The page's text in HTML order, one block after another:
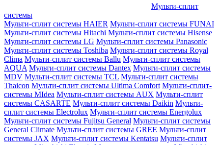
Мульти-сплит
системы
Мульти-сплит системы HAIER Мульти-сплит системы FUNAI
Мульти-сплит системы Hitachi Мульти-сплит системы Hisense
Мульти-сплит системы LG Мульти-сплит системы Panasonic
Мульти-сплит системы Toshiba Мульти-сплит системы Royal
Clima Мульти-сплит системы Ballu Мульти-сплит системы
AQUA Мульти-сплит системы Dantex Мульти-сплит системы
MDV Мульти-сплит системы TCL Мульти-сплит системы
Thaicon Мульти-сплит системы Ultima Comfort Мульти-сплит-
системы MIdea Мульти-сплит системы AUX Мульти-сплит
системы CASARTE Мульти-сплит системы Daikin Мульти-
сплит системы Electrolux Мульти-сплит системы Energolux
Мульти-сплит системы Fujitsu General Мульти-сплит системы
General Climate Мульти-сплит системы GREE Мульти-сплит
системы JAX Мульти-сплит системы Kentatsu Мульти-сплит